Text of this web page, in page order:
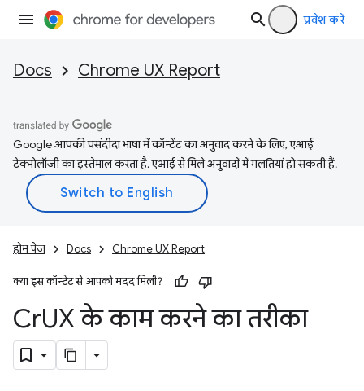
प्रवेश करें
Docs Chrome UX Report
Google आपकी पसंदीदा भाषा में कॉन्टेंट का अनुवाद करने के लिए, एआई
टेक्नोलॉजी का इस्तेमाल करता है. एआई से मिले अनुवादों में गलतियां हो सकती हैं.
होम पेज Docs Chrome UX Report
क्या इस कॉन्टेंट से आपको मदद मिली?
CrUX के काम करने का तरीका